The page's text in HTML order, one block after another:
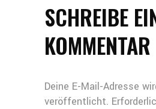
SCHREIBE
KOMMENTAR
Deine E-Mail-Adresse
veröffentlicht.